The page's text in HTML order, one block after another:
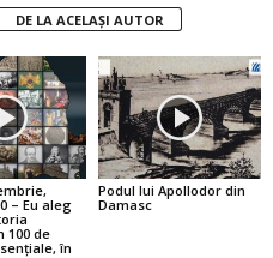
DE LA ACELAȘI AUTOR
– Eu aleg
100 de
în
Podul lui Apollodor din
Damasc